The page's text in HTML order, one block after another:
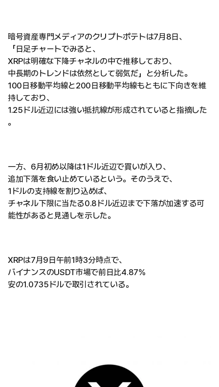
暗号資産専門メディアのクリプトポテトは7月8日、
「日足チャートでみると、
XRPは明確な下降チャネルの中で推移しており、
中長期のトレンドは依然として弱気だ」と分析した。
100日移動平均線と200日移動平均線もともに下向きを維
持しており、
1.25ドル近辺には強い抵抗線が形成されていると指摘した
。
一方、6月初め以降は1ドル近辺で買いが入り、
追加下落を食い止めているという。そのうえで、
1ドルの支持線を割り込めば、
チャネル下限に当たる0.8ドル近辺まで下落が加速する可
能性があると見通しを示した。
XRPは7月9日午前1時3分時点で、
バイナンスのUSDT市場で前日比4.87%
安の1.0735ドルで取引されている。